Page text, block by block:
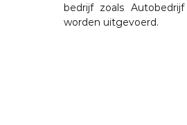
bedrijf zoals
worden uitgevoerd.